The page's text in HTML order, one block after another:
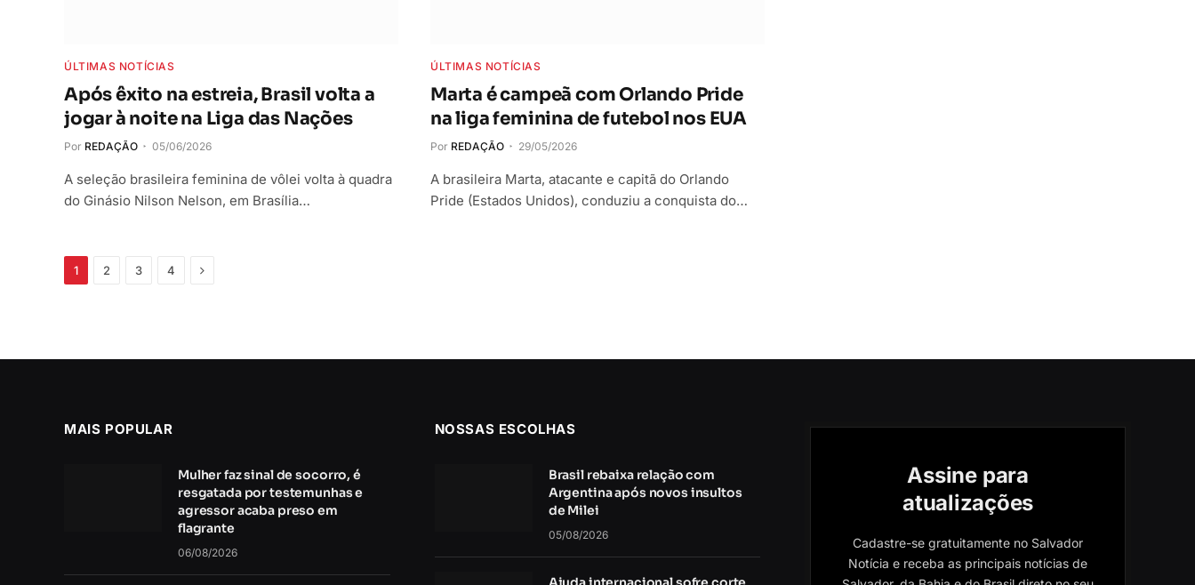
ÚLTIMAS NOTÍCIAS
Após êxito na estreia, Brasil volta a
jogar à noite na Liga das Nações
Por REDAÇÃO 05/06/2026
A seleção brasileira feminina de vôlei volta à quadra
do Ginásio Nilson Nelson, em Brasília…
ÚLTIMAS NOTÍCIAS
Marta é campeã com Orlando Pride
na liga feminina de futebol nos EUA
Por REDAÇÃO 29/05/2026
A brasileira Marta, atacante e capitã do Orlando
Pride (Estados Unidos), conduziu a conquista do…
1 2 3 4 Próximo
MAIS POPULAR
Mulher faz sinal de socorro, é
resgatada por testemunhas e
agressor acaba preso em
flagrante
06/08/2026
NOSSAS ESCOLHAS
Brasil rebaixa relação com
Argentina após novos insultos
de Milei
05/08/2026
Assine para
atualizações
Cadastre-se gratuitamente no Salvador
Notícia e receba as principais notícias de